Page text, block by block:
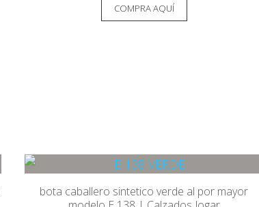
COMPRA AQUÍ
bota caballero sintetico verde al por mayor